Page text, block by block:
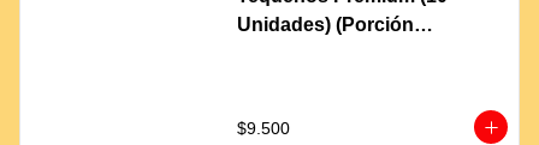
Unidades) (Porción
$9.500